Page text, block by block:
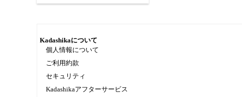
Kadashikaについて
個人情報について
ご利用約款
セキュリティ
Kadashikaアフターサービス